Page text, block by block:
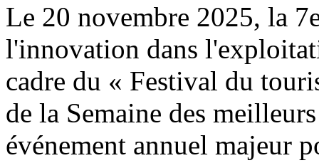
Le 20 novembre 2025, la
l'innovation dans
cadre du « Festival du
de la Semaine des
événement annuel majeur